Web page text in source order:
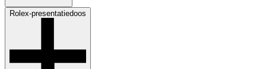
Rolex-presentatiedoos